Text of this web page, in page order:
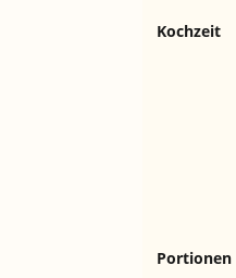
Kochzeit
Portionen